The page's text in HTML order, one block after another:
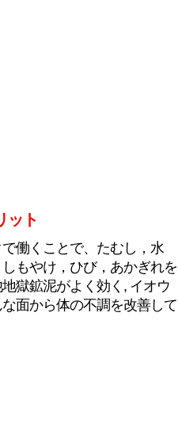
ット
働くことで、たむし，水
もやけ，ひび，あかぎれを
獄鉱泥がよく効く, イオウ
面から体の不調を改善して